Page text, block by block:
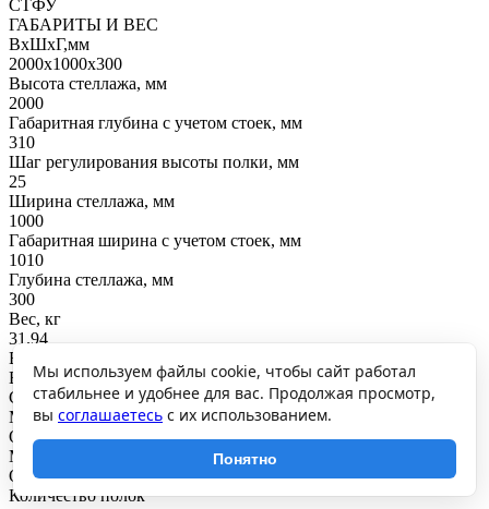
СТФУ
ГАБАРИТЫ И ВЕС
ВхШхГ,мм
2000x1000x300
Высота стеллажа, мм
2000
Габаритная глубина с учетом стоек, мм
310
Шаг регулирования высоты полки, мм
25
Ширина стеллажа, мм
1000
Габаритная ширина с учетом стоек, мм
1010
Глубина стеллажа, мм
300
Вес, кг
31.94
ВНУТРЕННЕЕ НАПОЛНЕНИЕ
Вид полки
Сплошная
Материал полки
Окрашенная сталь
Материал стоек
Окрашенная сталь
Количество полок
Мы используем файлы cookie, чтобы сайт работал
стабильнее и удобнее для вас. Продолжая просмотр,
вы соглашаетесь с их использованием.
Понятно